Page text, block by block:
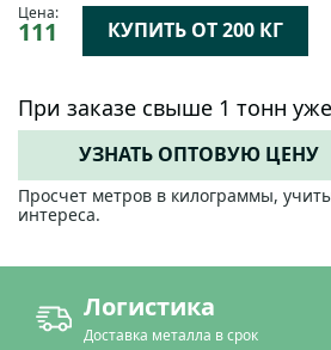
Цена:
111 КУПИТЬ ОТ 200 КГ
При заказе свыше 1 тонн
УЗНАТЬ ОПТОВУЮ ЦЕНУ
Просчет метров в килограммы,
интереса.
Логистика
Доставка металла в срок